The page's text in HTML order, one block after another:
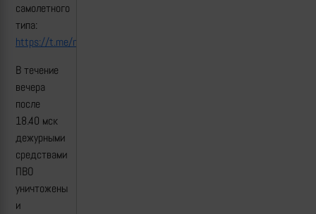
самолетного
типа:
https://t.me/mod_russia/52200
В течение
вечера
после
18.40 мск
дежурными
средствами
ПВО
уничтожены
и